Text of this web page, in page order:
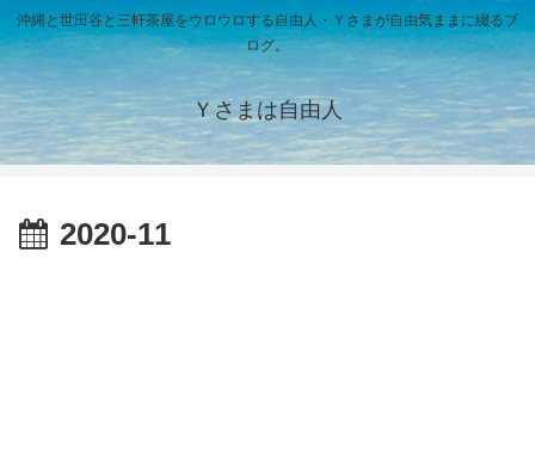
沖縄と世田谷と三軒茶屋をウロウロする自由人・Ｙさまが自由気ままに綴るブ
ログ。
Ｙさまは自由人
2020-11